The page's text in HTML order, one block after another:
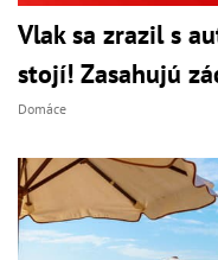
Vlak sa zrazil s
stojí! Zasahujú
Domáce